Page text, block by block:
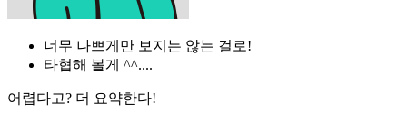
너무 나쁘게만 보지는 않는 걸로!
타협해 볼게 ^^....
어렵다고? 더 요약한다!